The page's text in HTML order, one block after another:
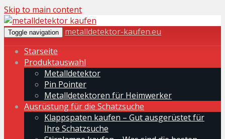
Skip to main content
Toggle navigation
metalldetektor-kaufen.eu
Starseite
Produktauswahl
Metalldetektor
Pin Pointer
Metalldetektoren für Heimwerker
Ausrüstung für die Schatzsuche
Klappspaten kaufen – Gut ausgerüstet für
Ihre Schatzsuche